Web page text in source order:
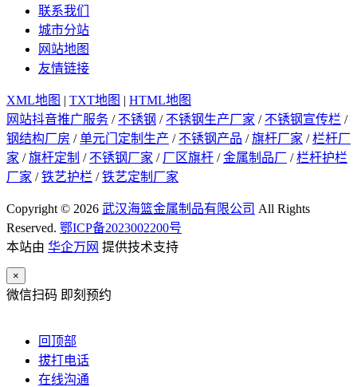
联系我们
城市分站
网站地图
友情链接
XML地图 | TXT地图 | HTML地图
网站抖音推广服务 / 不锈钢 / 不锈钢生产厂家 / 不锈钢宣传栏 /
钢结构厂房 /单元门定制生产 / 不锈钢产品 /旗杆厂家 /栏杆厂
家 /旗杆定制 / 不锈钢厂家 / 厂区旗杆 /金属制品厂 /栏杆护栏
厂家 /铁艺护栏 /铁艺定制厂家
Copyright © 2026 武汉海篮金属制品有限公司 All Rights
Reserved. 鄂ICP备2023002200号
本站由 华企万网 提供技术支持
×
微信扫码 即刻预约
回顶部
拔打电话
在线沟通